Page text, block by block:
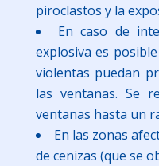
piroclastos y la
En caso de
explosiva es
violentas puedan
las ventanas. Se
ventanas hasta un
En las zonas
de cenizas (que se